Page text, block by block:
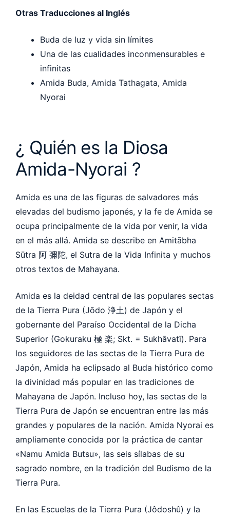
Otras Traducciones al Inglés
Buda de luz y vida sin límites
Una de las cualidades inconmensurables e
infinitas
Amida Buda, Amida Tathagata, Amida
Nyorai
¿ Quién es la Diosa
Amida-Nyorai ?
Amida es una de las figuras de salvadores más
elevadas del budismo japonés, y la fe de Amida se
ocupa principalmente de la vida por venir, la vida
en el más allá. Amida se describe en Amitābha
Sūtra 阿 彌陀, el Sutra de la Vida Infinita y muchos
otros textos de Mahayana.
Amida es la deidad central de las populares sectas
de la Tierra Pura (Jōdo 浄土) de Japón y el
gobernante del Paraíso Occidental de la Dicha
Superior (Gokuraku 極 楽; Skt. = Sukhāvatī). Para
los seguidores de las sectas de la Tierra Pura de
Japón, Amida ha eclipsado al Buda histórico como
la divinidad más popular en las tradiciones de
Mahayana de Japón. Incluso hoy, las sectas de la
Tierra Pura de Japón se encuentran entre las más
grandes y populares de la nación. Amida Nyorai es
ampliamente conocida por la práctica de cantar
«Namu Amida Butsu», las seis sílabas de su
sagrado nombre, en la tradición del Budismo de la
Tierra Pura.
En las Escuelas de la Tierra Pura (Jôdoshû) y la